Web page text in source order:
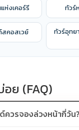
ห่งเคอร์รี ทัวร์
สคอสเวย์
ทัวร์อุทย
ย (FAQ)
ควรจองล่วงหน้ากี่วัน?